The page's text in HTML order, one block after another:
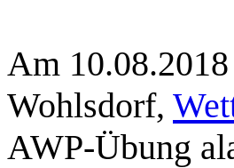
Am
Wohlsdorf,
AWP-Übung